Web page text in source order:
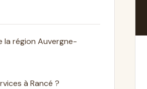
la région Auvergne-
à Rancé ?